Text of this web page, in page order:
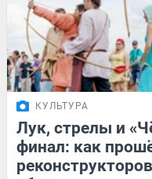
КУЛЬТУРА
Лук, стрелы и
финал: как